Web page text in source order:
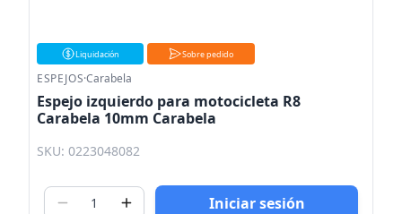
Liquidación Sobre pedido
ESPEJOS·Carabela
Espejo izquierdo para motocicleta R8
Carabela 10mm Carabela
SKU: 0223048082
Iniciar sesión